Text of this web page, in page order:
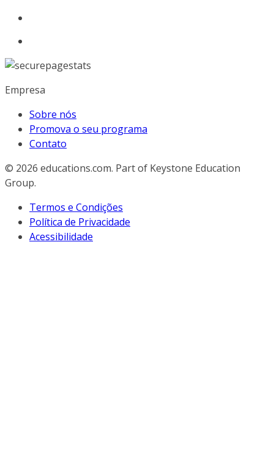
Empresa
Sobre nós
Promova o seu programa
Contato
© 2026 educations.com. Part of Keystone Education
Group.
Termos e Condições
Política de Privacidade
Acessibilidade